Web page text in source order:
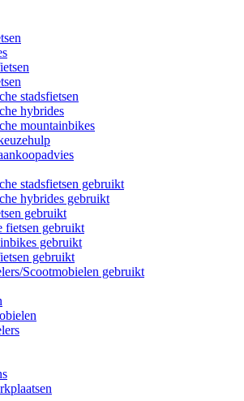
stadsfietsen
hybrides
mountainbikes
stadsfietsen gebruikt
hybrides gebruikt
gebruikt
fietsen gebruikt
gebruikt
gebruikt
Scootmobielen gebruikt